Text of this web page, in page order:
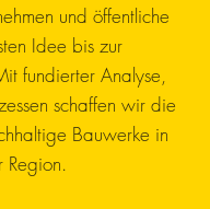
und öffentliche
Idee bis zur
fundierter Analyse,
schaffen wir die
Bauwerke in
Region.